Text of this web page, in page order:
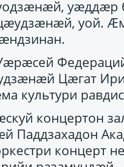
уæддæр
уой.
Цæгат
культури
концертон
Паддзахадон
концерт